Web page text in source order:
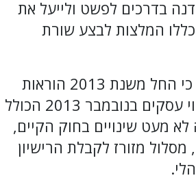
בדרכים לפשט ולייעל את
המלצות לבצע שורת
ב-2010 אושרה הצעת התיקון מס' 27 לחוק רישוי עסקים נקבע כי החל משנת 2013 הוראות
הרפורמה ייכנסו לתוקף באופן הדרגתי. שר הפנים הוציא צו רישוי עסקים בנובמבר 2013 הכולל
מעט שינויים בחוק הקיים,
מזורז לקבלת הרישיון